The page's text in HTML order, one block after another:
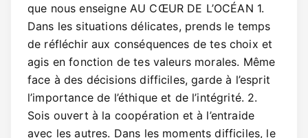
que nous enseigne AU CŒUR DE L’OCÉAN 1.
Dans les situations délicates, prends le temps
de réfléchir aux conséquences de tes choix et
agis en fonction de tes valeurs morales. Même
face à des décisions difficiles, garde à l’esprit
l’importance de l’éthique et de l’intégrité. 2.
Sois ouvert à la coopération et à l’entraide
avec les autres. Dans les moments difficiles, le